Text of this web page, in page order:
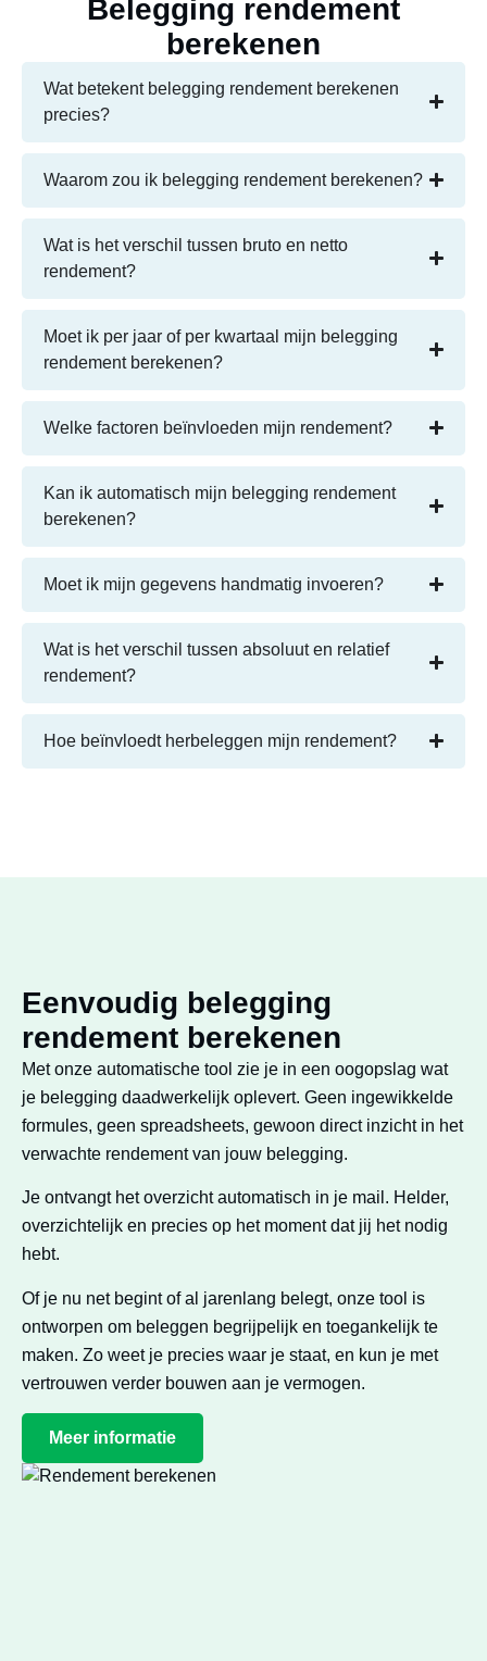
Belegging rendement
berekenen
Wat betekent belegging rendement berekenen
precies?
Waarom zou ik belegging rendement berekenen?
Wat is het verschil tussen bruto en netto
rendement?
Moet ik per jaar of per kwartaal mijn belegging
rendement berekenen?
Welke factoren beïnvloeden mijn rendement?
Kan ik automatisch mijn belegging rendement
berekenen?
Moet ik mijn gegevens handmatig invoeren?
Wat is het verschil tussen absoluut en relatief
rendement?
Hoe beïnvloedt herbeleggen mijn rendement?
Eenvoudig belegging
rendement berekenen
Met onze automatische tool zie je in een oogopslag wat
je belegging daadwerkelijk oplevert. Geen ingewikkelde
formules, geen spreadsheets, gewoon direct inzicht in het
verwachte rendement van jouw belegging.
Je ontvangt het overzicht automatisch in je mail. Helder,
overzichtelijk en precies op het moment dat jij het nodig
hebt.
Of je nu net begint of al jarenlang belegt, onze tool is
ontworpen om beleggen begrijpelijk en toegankelijk te
maken. Zo weet je precies waar je staat, en kun je met
vertrouwen verder bouwen aan je vermogen.
Meer informatie